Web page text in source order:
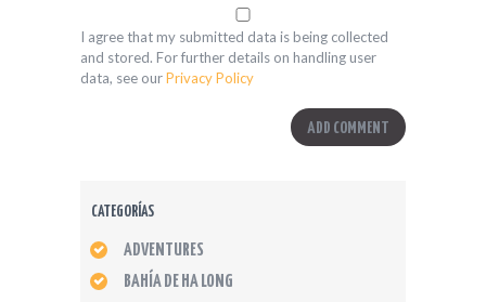
I agree that my submitted data is being collected
and stored. For further details on handling user
data, see ourPrivacy Policy
CATEGORÍAS
ADVENTURES
BAHÍA DE HA LONG